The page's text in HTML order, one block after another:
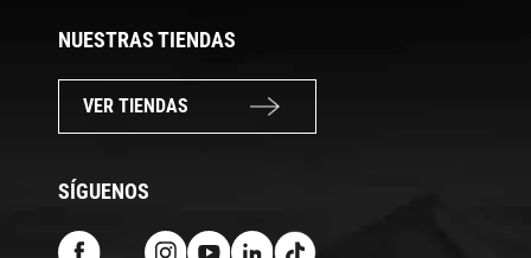
NUESTRAS TIENDAS
VER TIENDAS
SÍGUENOS